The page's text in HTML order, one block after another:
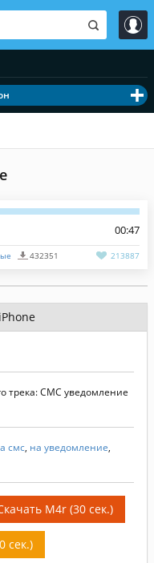
00:47
432351 213887
трека: СМС уведомление
смс, на уведомление,
M4r (30 сек.)
сек.)